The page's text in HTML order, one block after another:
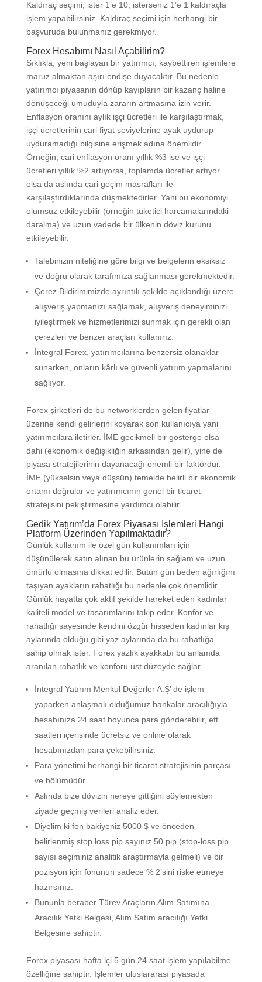
Kaldıraç seçimi, ister 1’e 10, isterseniz 1’e 1 kaldıraçla
işlem yapabilirsiniz. Kaldıraç seçimi için herhangi bir
başvuruda bulunmanız gerekmiyor.
Forex Hesabımı Nasıl Açabilirim?
Sıklıkla, yeni başlayan bir yatırımcı, kaybettiren işlemlere
maruz almaktan aşırı endişe duyacaktır. Bu nedenle
yatırımcı piyasanın dönüp kayıpların bir kazanç haline
dönüşeceği umuduyla zararın artmasına izin verir.
Enflasyon oranını aylık işçi ücretleri ile karşılaştırmak,
işçi ücretlerinin cari fiyat seviyelerine ayak uydurup
uyduramadığı bilgisine erişmek adına önemlidir.
Örneğin, cari enflasyon oranı yıllık %3 ise ve işçi
ücretleri yıllık %2 artıyorsa, toplamda ücretler artıyor
olsa da aslında cari geçim masrafları ile
karşılaştırdıklarında düşmektedirler. Yani bu ekonomiyi
olumsuz etkileyebilir (örneğin tüketici harcamalarındaki
daralma) ve uzun vadede bir ülkenin döviz kurunu
etkileyebilir.
Talebinizin niteliğine göre bilgi ve belgelerin eksiksiz
ve doğru olarak tarafımıza sağlanması gerekmektedir.
Çerez Bildirimimizde ayrıntılı şekilde açıklandığı üzere
alışveriş yapmanızı sağlamak, alışveriş deneyiminizi
iyileştirmek ve hizmetlerimizi sunmak için gerekli olan
çerezleri ve benzer araçları kullanırız.
İntegral Forex, yatırımcılarına benzersiz olanaklar
sunarken, onların kârlı ve güvenli yatırım yapmalarını
sağlıyor.
Forex şirketleri de bu networklerden gelen fiyatlar
üzerine kendi gelirlerini koyarak son kullanıcıya yani
yatırımcılara iletirler. İME gecikmeli bir gösterge olsa
dahi (ekonomik değişikliğin arkasından gelir), yine de
piyasa stratejilerinin dayanacağı önemli bir faktördür.
İME (yükselsin veya düşsün) temelde belirli bir ekonomik
ortamı doğrular ve yatırımcının genel bir ticaret
stratejisini pekiştirmesine yardımcı olabilir.
Gedik Yatırım’da Forex Piyasası Işlemleri Hangi
Platform Üzerinden Yapılmaktadır?
Günlük kullanım ile özel gün kullanımları için
düşünülerek satın alınan bu ürünlerin sağlam ve uzun
ömürlü olmasına dikkat edilir. Bütün gün beden ağırlığını
taşıyan ayakların rahatlığı bu nedenle çok önemlidir.
Günlük hayatta çok aktif şekilde hareket eden kadınlar
kaliteli model ve tasarımlarını takip eder. Konfor ve
rahatlığı sayesinde kendini özgür hisseden kadınlar kış
aylarında olduğu gibi yaz aylarında da bu rahatlığa
sahip olmak ister. Forex yazlık ayakkabı bu anlamda
aranılan rahatlık ve konforu üst düzeyde sağlar.
İntegral Yatırım Menkul Değerler A.Ş’ de işlem
yaparken anlaşmalı olduğumuz bankalar aracılığıyla
hesabınıza 24 saat boyunca para gönderebilir, eft
saatleri içerisinde ücretsiz ve online olarak
hesabınızdan para çekebilirsiniz.
Para yönetimi herhangi bir ticaret stratejisinin parçası
ve bölümüdür.
Aslında bize dövizin nereye gittiğini söylemekten
ziyade geçmiş verileri analiz eder.
Diyelim ki fon bakiyeniz 5000 $ ve önceden
belirlenmiş stop loss pip sayınız 50 pip (stop-loss pip
sayısı seçiminiz analitik araştırmayla gelmeli) ve bir
pozisyon için fonunun sadece % 2’sini riske etmeye
hazırsınız.
Bununla beraber Türev Araçların Alım Satımına
Aracılık Yetki Belgesi, Alım Satım aracılığı Yetki
Belgesine sahiptir.
Forex piyasası hafta içi 5 gün 24 saat işlem yapılabilme
özelliğine sahiptir. İşlemler uluslararası piyasada